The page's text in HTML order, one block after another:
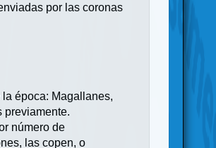
por las coronas
época: Magallanes,
previamente.
número de
las copen, o